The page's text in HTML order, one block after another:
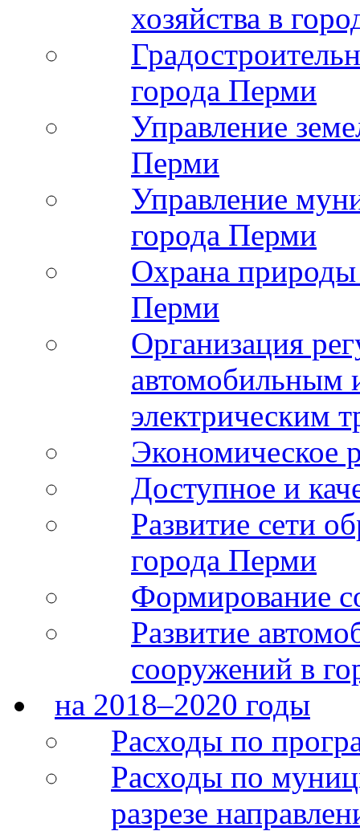
хозяйства в
города Перми
Управление
Перми
Управление
города Перми
Охрана природы
Перми
Организация
автомобильным
электрическим
Экономическое
Доступное и
Развитие сети
города Перми
Формирование
Развитие
сооружений в
на 2018–2020 годы
Расходы по
Расходы по
разрезе